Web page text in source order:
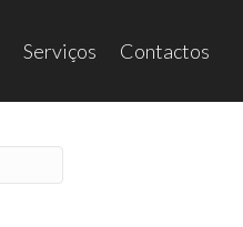
Serviços Contactos